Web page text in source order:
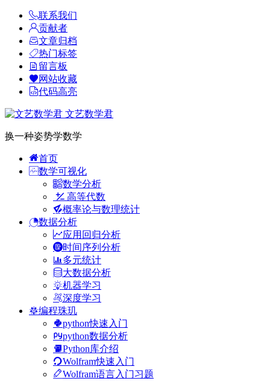
联系我们
贡献者
文章归档
热门标签
留言板
网站收藏
代码高亮
文艺数学君
换一种姿势学数学
首页
数学可视化
数学分析
高等代数
概率论与数理统计
数据分析
应用回归分析
时间序列分析
多元统计
大数据分析
机器学习
深度学习
编程珠玑
python快速入门
python数据分析
Python库介绍
Wolfram快速入门
Wolfram语言入门习题